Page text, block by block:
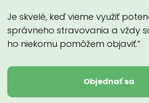
Je skvelé, keď vieme využiť
správneho stravovania a vždy
ho niekomu pomôžem objaviť.“
Objednať sa